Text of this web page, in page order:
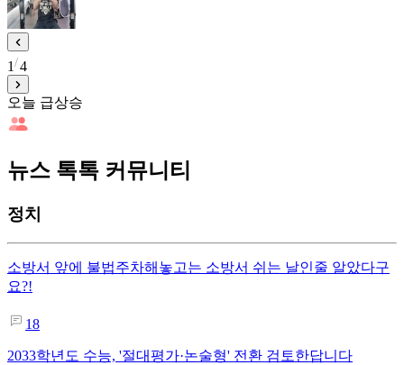
1 4
오늘 급상승
뉴스 톡톡 커뮤니티
정치
소방서 앞에 불법주차해놓고는 소방서 쉬는 날인줄 알았다구
요?!
18
2033학년도 수능, '절대평가·논술형' 전환 검토한답니다